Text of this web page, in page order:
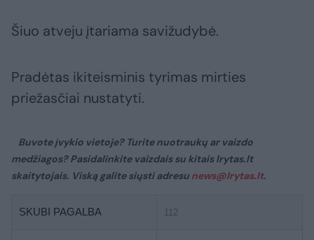
Šiuo atveju įtariama savižudybė.
Pradėtas ikiteisminis tyrimas mirties
priežasčiai nustatyti.
Buvote įvykio vietoje? Turite nuotraukų ar vaizdo
medžiagos? Pasidalinkite vaizdais su kitais lrytas.lt
skaitytojais. Viską galite siųsti adresu news@lrytas.lt.
SKUBI PAGALBA 112